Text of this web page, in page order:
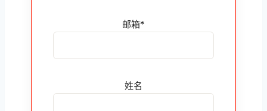
邮箱*
姓名